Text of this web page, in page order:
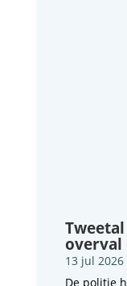
overval
13 jul 2026
De politie